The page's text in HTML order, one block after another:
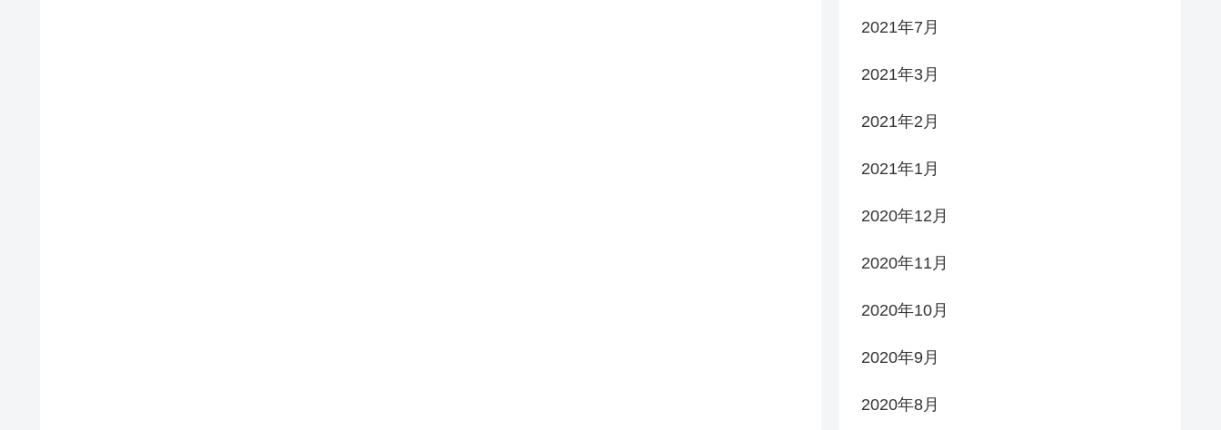
2021年7月
2021年3月
2021年2月
2021年1月
2020年12月
2020年11月
2020年10月
2020年9月
2020年8月